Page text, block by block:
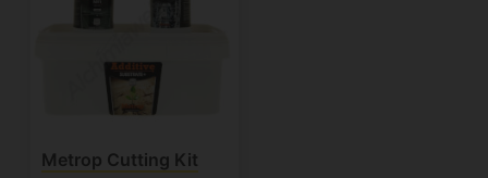
Metrop Cutting Kit